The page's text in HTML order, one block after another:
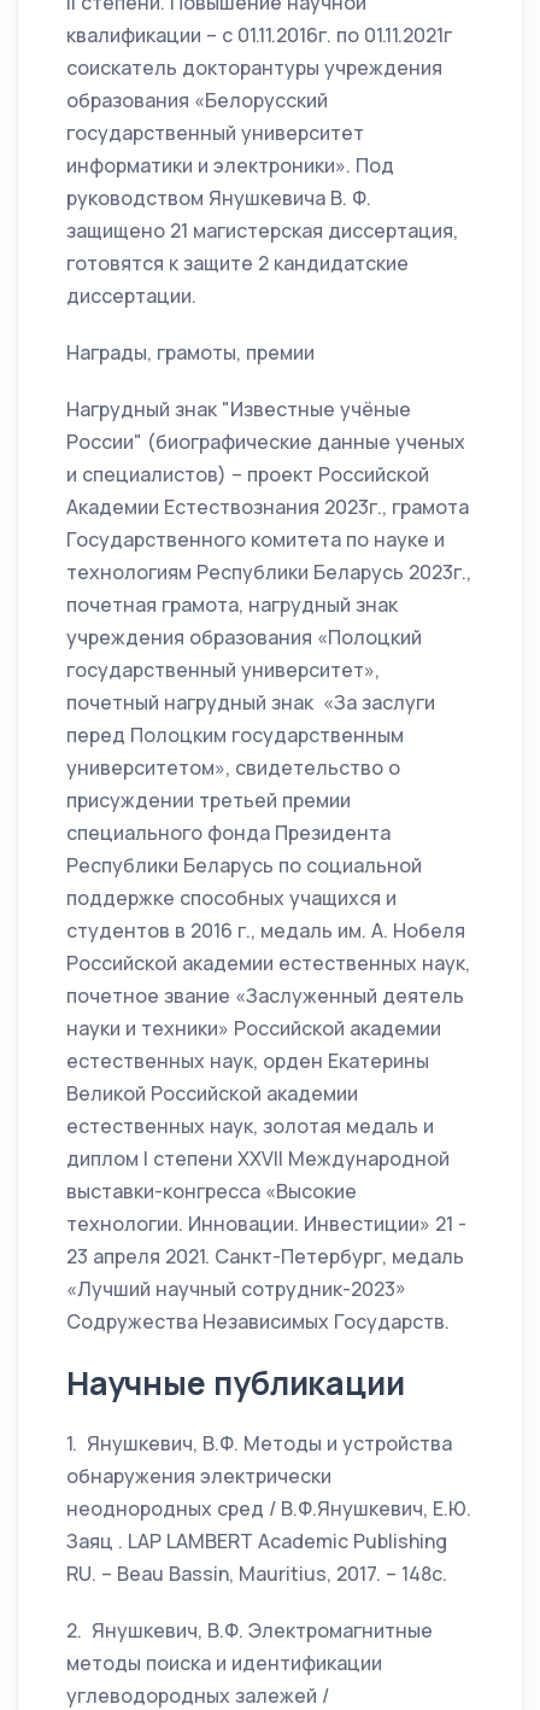
квалификации – с 01.11.2016г. по 01.11.2021г
соискатель докторантуры учреждения
образования «Белорусский
государственный университет
информатики и электроники». Под
руководством Янушкевича В. Ф.
защищено 21 магистерская диссертация,
готовятся к защите 2 кандидатские
диссертации.
Награды, грамоты, премии
Нагрудный знак "Известные учёные
России" (биографические данные ученых
и специалистов) – проект Российской
Академии Естествознания 2023г., грамота
Государственного комитета по науке и
технологиям Республики Беларусь 2023г.,
почетная грамота, нагрудный знак
учреждения образования «Полоцкий
государственный университет»,
почетный нагрудный знак «За заслуги
перед Полоцким государственным
университетом», свидетельство о
присуждении третьей премии
специального фонда Президента
Республики Беларусь по социальной
поддержке способных учащихся и
студентов в 2016 г., медаль им. А. Нобеля
Российской академии естественных наук,
почетное звание «Заслуженный деятель
науки и техники» Российской академии
естественных наук, орден Екатерины
Великой Российской академии
естественных наук, золотая медаль и
диплом I степени XXVII Международной
выставки-конгресса «Высокие
технологии. Инновации. Инвестиции» 21 -
23 апреля 2021. Санкт-Петербург, медаль
«Лучший научный сотрудник-2023»
Содружества Независимых Государств.
Научные публикации
1. Янушкевич, В.Ф. Методы и устройства
обнаружения электрически
неоднородных сред / В.Ф.Янушкевич, Е.Ю.
Заяц . LAP LAMBERT Academic Publishing
RU. – Beau Bassin, Mauritius, 2017. – 148c.
2. Янушкевич, В.Ф. Электромагнитные
методы поиска и идентификации
углеводородных залежей /